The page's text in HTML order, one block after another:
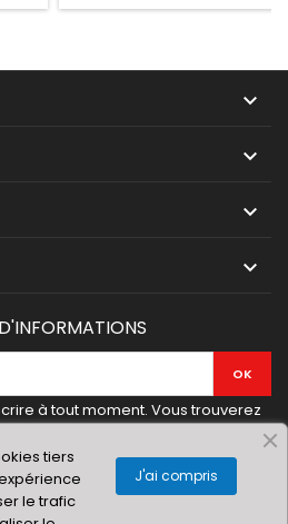




à tout moment. Vous trouverez
de contact dans les conditions
du site.
tiers
le trafic
J'ai compris